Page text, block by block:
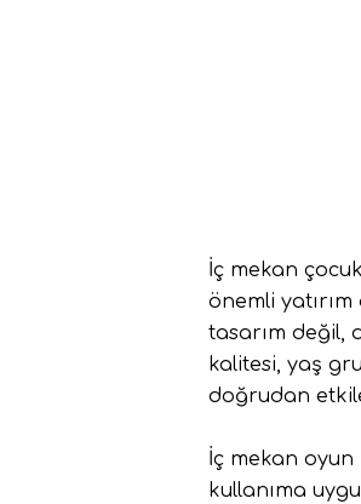
İç mekan
önemli
tasarım değil,
kalitesi, yaş
doğrudan
İç mekan
kullanıma